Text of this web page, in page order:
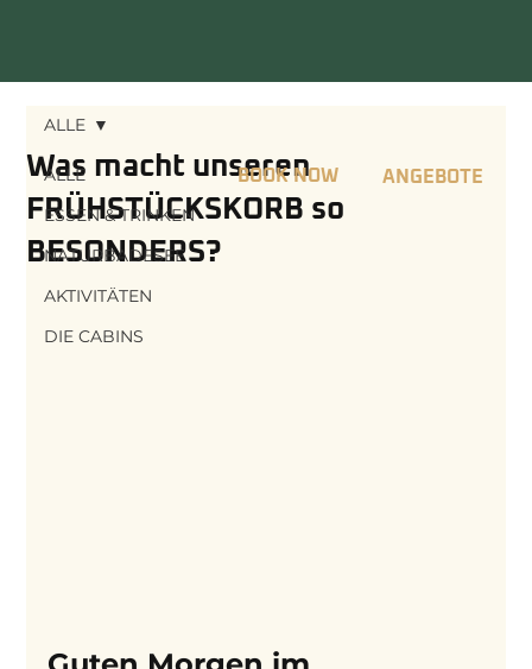
BOOK NOW ANGEBOTE
ALLE
ESSEN & TRINKEN
NATURBADESEE
AKTIVITÄTEN
DIE CABINS
ALLE
Was macht unseren
FRÜHSTÜCKSKORB so
BESONDERS?